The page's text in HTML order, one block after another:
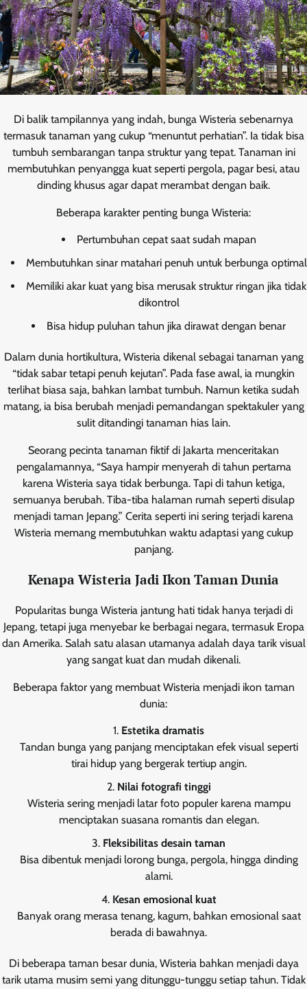
Di balik tampilannya yang indah, bunga Wisteria sebenarnya
termasuk tanaman yang cukup “menuntut perhatian”. Ia tidak bisa
tumbuh sembarangan tanpa struktur yang tepat. Tanaman ini
membutuhkan penyangga kuat seperti pergola, pagar besi, atau
dinding khusus agar dapat merambat dengan baik.
Beberapa karakter penting bunga Wisteria:
Pertumbuhan cepat saat sudah mapan
Membutuhkan sinar matahari penuh untuk berbunga optimal
Memiliki akar kuat yang bisa merusak struktur ringan jika tidak
dikontrol
Bisa hidup puluhan tahun jika dirawat dengan benar
Dalam dunia hortikultura, Wisteria dikenal sebagai tanaman yang
“tidak sabar tetapi penuh kejutan”. Pada fase awal, ia mungkin
terlihat biasa saja, bahkan lambat tumbuh. Namun ketika sudah
matang, ia bisa berubah menjadi pemandangan spektakuler yang
sulit ditandingi tanaman hias lain.
Seorang pecinta tanaman fiktif di Jakarta menceritakan
pengalamannya, “Saya hampir menyerah di tahun pertama
karena Wisteria saya tidak berbunga. Tapi di tahun ketiga,
semuanya berubah. Tiba-tiba halaman rumah seperti disulap
menjadi taman Jepang.” Cerita seperti ini sering terjadi karena
Wisteria memang membutuhkan waktu adaptasi yang cukup
panjang.
Kenapa Wisteria Jadi Ikon Taman Dunia
Popularitas bunga Wisteria jantung hati tidak hanya terjadi di
Jepang, tetapi juga menyebar ke berbagai negara, termasuk Eropa
dan Amerika. Salah satu alasan utamanya adalah daya tarik visual
yang sangat kuat dan mudah dikenali.
Beberapa faktor yang membuat Wisteria menjadi ikon taman
dunia:
Estetika dramatis
Tandan bunga yang panjang menciptakan efek visual seperti
tirai hidup yang bergerak tertiup angin.
Nilai fotografi tinggi
Wisteria sering menjadi latar foto populer karena mampu
menciptakan suasana romantis dan elegan.
Fleksibilitas desain taman
Bisa dibentuk menjadi lorong bunga, pergola, hingga dinding
alami.
Kesan emosional kuat
Banyak orang merasa tenang, kagum, bahkan emosional saat
berada di bawahnya.
Di beberapa taman besar dunia, Wisteria bahkan menjadi daya
tarik utama musim semi yang ditunggu-tunggu setiap tahun. Tidak